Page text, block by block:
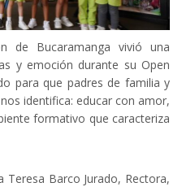
de Bucaramanga vivió una
y emoción durante su Open
para que padres de familia y
identifica: educar con amor,
formativo que caracteriza
Teresa Barco Jurado, Rectora,